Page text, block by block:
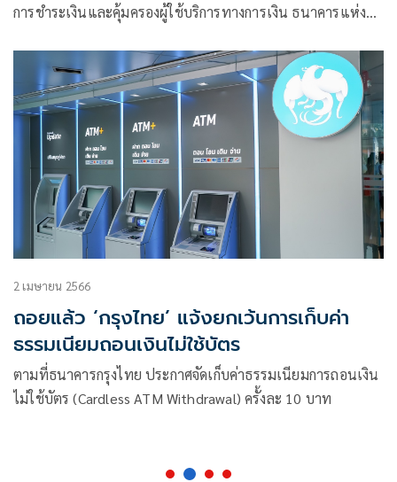
การชำระเงินและคุ้มครองผู้ใช้บริการทางการเงิน ธนาคารแห่ง
ให้การใช้จ่ายผ่านช่องทางดิจิทัลเป็นทางเลือกหลักในการชำระ
เงินของประชาชน
2 เมษายน 2566
ถอยแล้ว ‘กรุงไทย’ แจ้งยกเว้นการเก็บค่า
ธรรมเนียมถอนเงินไม่ใช้บัตร
ตามที่ธนาคารกรุงไทย ประกาศจัดเก็บค่าธรรมเนียมการถอนเงิน
ไม่ใช้บัตร (Cardless ATM Withdrawal) ครั้งละ 10 บาท